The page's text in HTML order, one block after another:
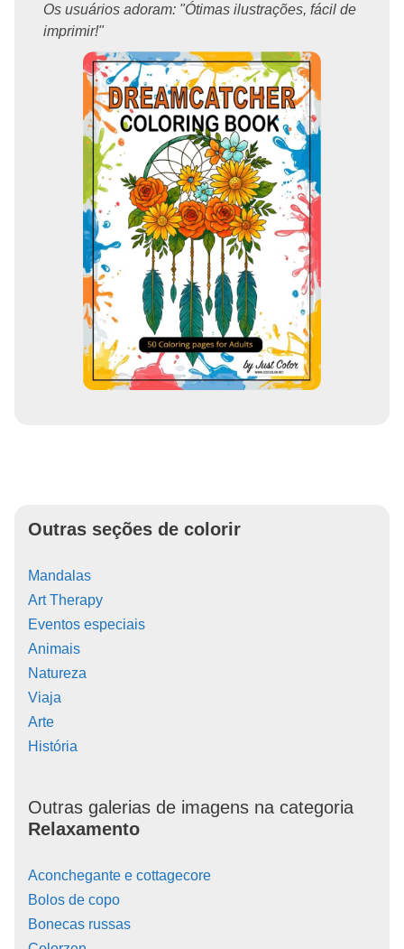
Os usuários adoram: "Ótimas ilustrações, fácil de
imprimir!"
Outras seções de colorir
Mandalas
Art Therapy
Eventos especiais
Animais
Natureza
Viaja
Arte
História
Outras galerias de imagens na categoria
Relaxamento
Aconchegante e cottagecore
Bolos de copo
Bonecas russas